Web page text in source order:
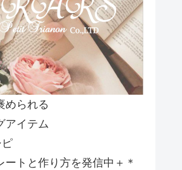
められる
アイテム
ートと作り方を発信中＋＊